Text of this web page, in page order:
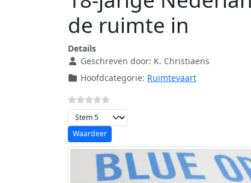
de ruimte in
Details
Geschreven door: K. Christiaens
Hoofdcategorie: Ruimtevaart
Voeg waardering toe